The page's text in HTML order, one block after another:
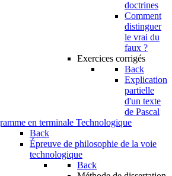
doctrines
Comment
distinguer
le vrai du
faux ?
Exercices corrigés
Back
Explication
partielle
d'un texte
de Pascal
en terminale Technologique
Back
Épreuve de philosophie de la voie
technologique
Back